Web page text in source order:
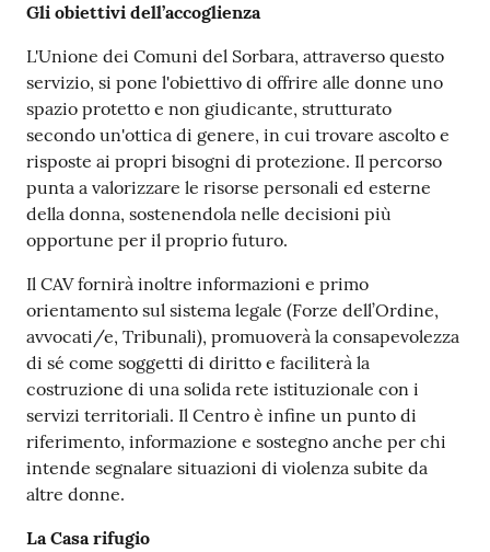
Gli obiettivi dell’accoglienza
L'Unione dei Comuni del Sorbara, attraverso questo
servizio, si pone l'obiettivo di offrire alle donne uno
spazio protetto e non giudicante, strutturato
secondo un'ottica di genere, in cui trovare ascolto e
risposte ai propri bisogni di protezione. Il percorso
punta a valorizzare le risorse personali ed esterne
della donna, sostenendola nelle decisioni più
opportune per il proprio futuro.
Il CAV fornirà inoltre informazioni e primo
orientamento sul sistema legale (Forze dell’Ordine,
avvocati/e, Tribunali), promuoverà la consapevolezza
di sé come soggetti di diritto e faciliterà la
costruzione di una solida rete istituzionale con i
servizi territoriali. Il Centro è infine un punto di
riferimento, informazione e sostegno anche per chi
intende segnalare situazioni di violenza subite da
altre donne.
La Casa rifugio